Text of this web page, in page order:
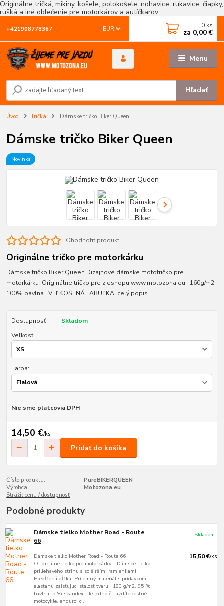
Originálne tričká, mikiny, košele, polokošele, nohavice, rukavice, čiapky,
rušká a iné oblečenie pre motorkárov a autíčkarov.
Menu
EUR
Hľadať
+421908778367 0 ks
za 0,00 €
Úvod Tričká Dámske tričko Biker Queen
Dámske tričko Biker Queen
Novinka
Ohodnotiť produkt
Originálne tričko pre motorkárku
Dámske tričko Biker Queen Dizajnové dámske mototričko pre
motorkárku Originálne tričko pre z eshopu www.motozona.eu 160g/m2
100% bavlna VEĽKOSTNÁ TABUĽKA: celý popis
Dostupnosť
Skladom
Veľkosť
Farba:
Nie sme platcovia DPH
14,50 €/ks
Pridať do košíka
Číslo produktu:
PureBIKERQUEEN
Výrobca:
Motozona.eu
Strážiť cenu / dostupnosť
Podobné produkty
Dámske tielko Mother Road - Route
66
Dámske tielko Mother Road - Route 66
Originálne tielko pre motorkárky. Dámske tielko
priliehavého strihu a so širšími ramienkami.
Predĺžená dĺžka. Príjemný materiál s prídavkom
elastanu zaisťujúci stálosť tvaru. 180 g/m2, 95 %
bavlna, 5 % spandex Je jedno či jazdíte cestné
motocykle, enduro, c...
15,50 €/ks
Skladom